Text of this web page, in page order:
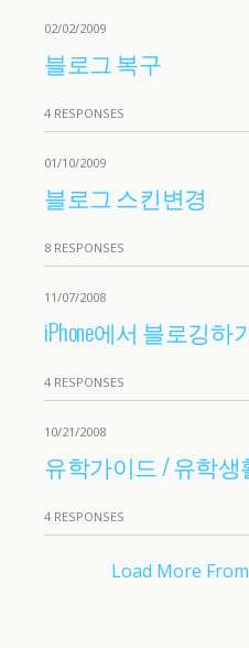
02/02/2009
블로그 복구
4 RESPONSES
01/10/2009
블로그 스킨변경
8 RESPONSES
11/07/2008
iPhone에서 블로깅하
4 RESPONSES
10/21/2008
유학가이드 / 유학생
4 RESPONSES
Load More